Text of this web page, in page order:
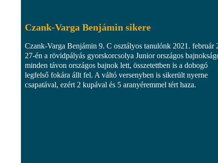
Czank-Varga Benjámin sikere
Czank-Varga Benjámin 9. C osztályos tanulónk 2021. február
27-én a rövidpályás gyorskorcsolya Junior országos
minden távon országos bajnok lett, összetettben is a dobogó
legfelső fokára állt fel. A váltó versenyben is sikerült nyerne
csapatával, ezért 2 kupával és 5 aranyéremmel tért haza.